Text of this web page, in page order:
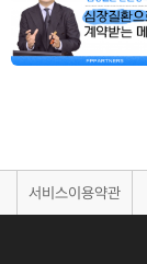
서비스이용약관